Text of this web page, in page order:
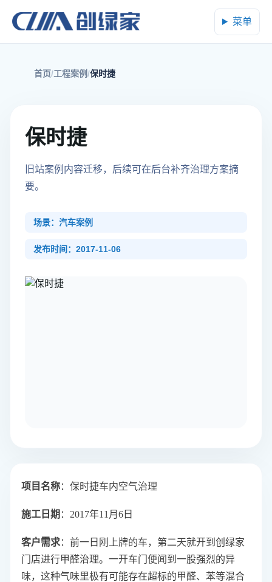
菜单
首页 工程案例 保时捷
保时捷
旧站案例内容迁移，后续可在后台补齐治理方案摘
要。
场景：汽车案例
发布时间：2017-11-06
项目名称：保时捷车内空气治理
施工日期 ：2017年11月6日
客户需求：前一日刚上牌的车，第二天就开到创绿家
门店进行甲醛治理。一开车门便闻到一股强烈的异
味，这种气味里极有可能存在超标的甲醛、苯等混合